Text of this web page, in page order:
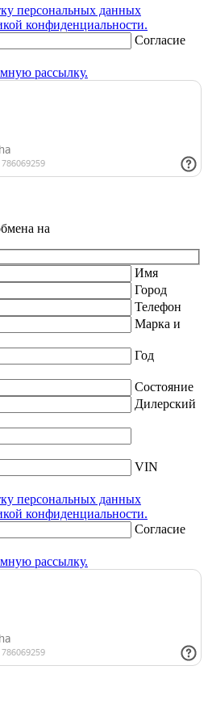
персональных данных
конфиденциальности.
Согласие
рассылку.
на
Имя
Город
Телефон
Марка и
Год
Состояние
Дилерский
VIN
персональных данных
конфиденциальности.
Согласие
рассылку.